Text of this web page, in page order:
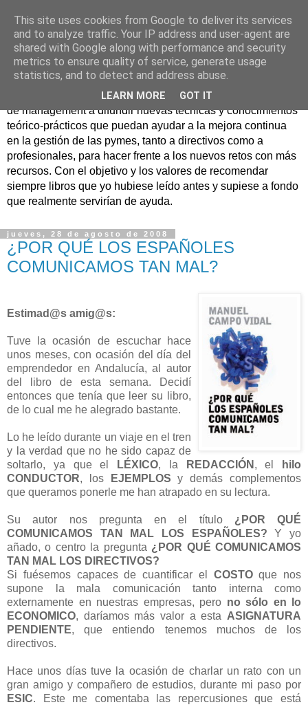
Nuevo Viernes - Nuevo
Libro
Nace con la misión de ayudar mediante la lectura de libros
de management a difundir nuevas técnicas y conocimientos
teórico-prácticos que puedan ayudar a la mejora continua
en la gestión de las pymes, tanto a directivos como a
profesionales, para hacer frente a los nuevos retos con más
recursos. Con el objetivo y los valores de recomendar
siempre libros que yo hubiese leído antes y supiese a fondo
que realmente servirían de ayuda.
jueves, 28 de agosto de 2008
¿POR QUÉ LOS ESPAÑOLES
COMUNICAMOS TAN MAL?
Estimad@s amig@s:
Tuve la ocasión de escuchar hace
unos meses, con ocasión del día del
emprendedor en Andalucía, al autor
del libro de esta semana. Decidí
entonces que tenía que leer su libro,
de lo cual me he alegrado bastante.
Lo he leído durante un viaje en el tren
y la verdad que no he sido capaz de
soltarlo, ya que el
LÉXICO, la REDACCIÓN , el
hilo
CONDUCTOR, los EJEMPLOS y demás complementos
que queramos ponerle me han atrapado en su lectura.
Su autor nos pregunta en el título ¿POR QUÉ
COMUNICAMOS TAN MAL LOS ESPAÑOLES? Y yo
añado, o centro la pregunta ¿POR QUÉ COMUNICAMOS
TAN MAL LOS DIRECTIVOS?
Si fuésemos capaces de cuantificar el
COSTOque nos
supone la mala comunicación tanto interna como
externamente en nuestras empresas, pero no sólo en lo
ECONOMICO, daríamos más valor a esta ASIGNATURA
PENDIENTE, que entiendo tenemos muchos de los
directivos.
Hace unos días tuve la ocasión de charlar un rato con un
gran amigo y compañero de estudios, durante mi paso por
ESIC. Este me comentaba las repercusiones que está
This site uses cookies from Google to deliver its services
and to analyze traffic. Your IP address and user-agent are
shared with Google along with performance and security
metrics to ensure quality of service, generate usage
statistics, and to detect and address abuse.
LEARN MORE GOT IT